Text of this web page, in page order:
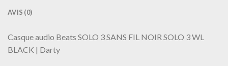
AVIS (0)
Casque audio Beats SOLO 3 SANS FIL NOIR SOLO 3 WL
BLACK | Darty